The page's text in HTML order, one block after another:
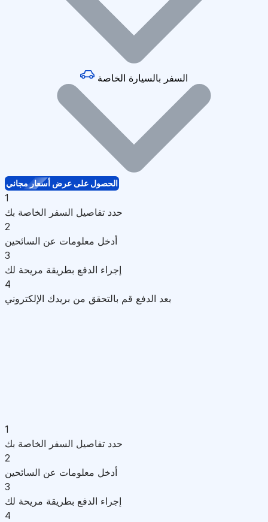
السفر بالسيارة الخاصة
الحصول على عرض أسعار مجاني
1
حدد تفاصيل السفر الخاصة بك
2
أدخل معلومات عن السائحين
3
إجراء الدفع بطريقة مريحة لك
4
بعد الدفع قم بالتحقق من بريدك الإلكتروني
1
حدد تفاصيل السفر الخاصة بك
2
أدخل معلومات عن السائحين
3
إجراء الدفع بطريقة مريحة لك
4